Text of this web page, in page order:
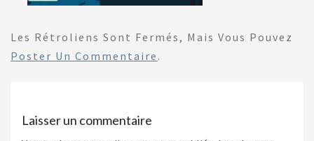
Les Rétroliens Sont Fermés, Mais Vous Pouvez
Poster Un Commentaire .
Laisser un commentaire